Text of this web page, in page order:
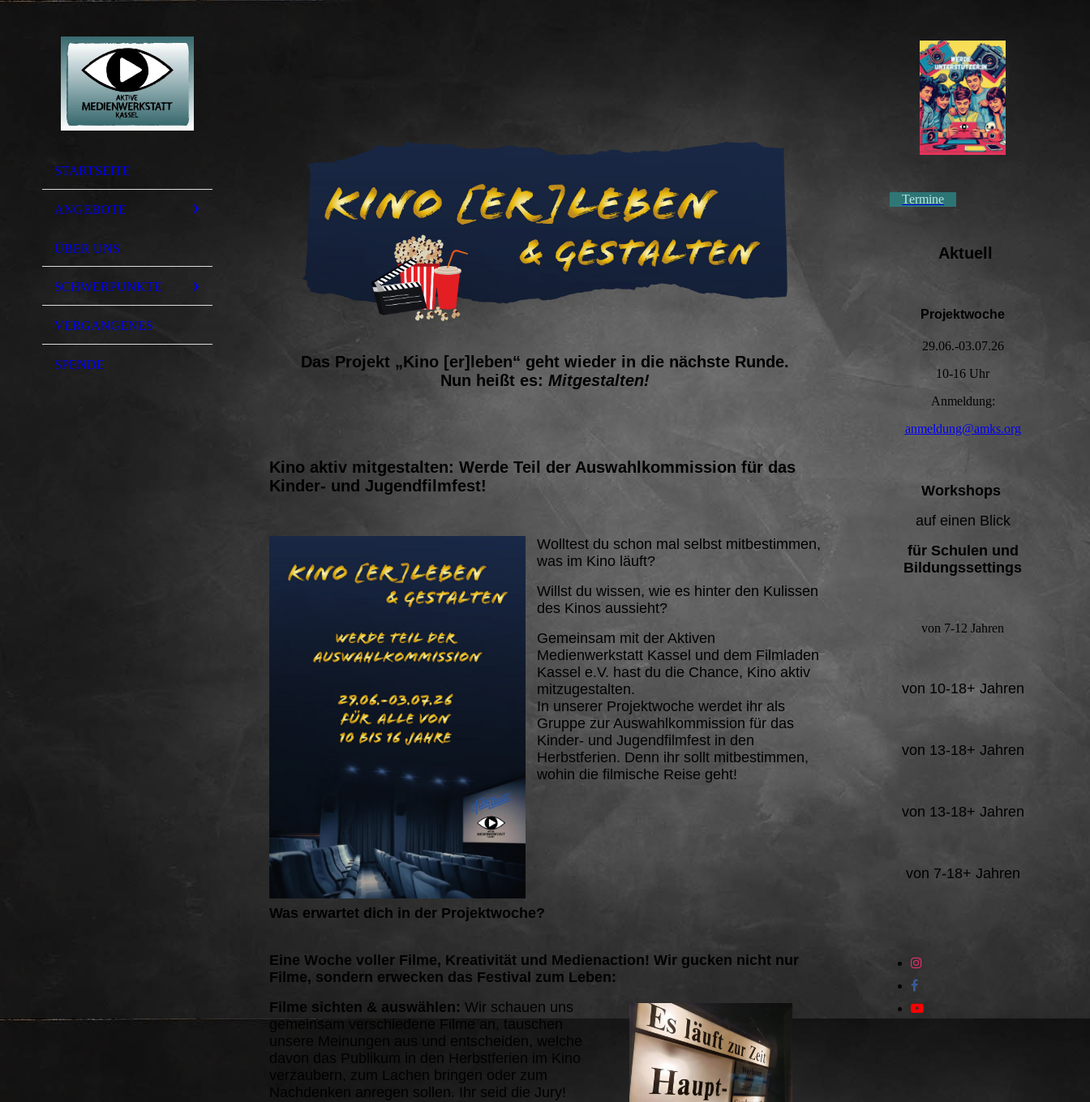
STARTSEITE
ANGEBOTE
ÜBER UNS
SCHWERPUNKTE
VERGANGENES
SPENDE
Das Projekt „Kino [er]leben“ geht wieder in die nächste Runde.
Nun heißt es: Mitgestalten!
Kino aktiv mitgestalten: Werde Teil der Auswahlkommission für das
Kinder- und Jugendfilmfest!
Wolltest du schon mal selbst mitbestimmen,
was im Kino läuft?
Willst du wissen, wie es hinter den Kulissen
des Kinos aussieht?
Gemeinsam mit der Aktiven
Medienwerkstatt Kassel und dem Filmladen
Kassel e.V. hast du die Chance, Kino aktiv
mitzugestalten.
In unserer Projektwoche werdet ihr als
Gruppe zur Auswahlkommission für das
Kinder- und Jugendfilmfest in den
Herbstferien. Denn ihr sollt mitbestimmen,
wohin die filmische Reise geht!
Was erwartet dich in der Projektwoche?
Eine Woche voller Filme, Kreativität und Medienaction! Wir gucken nicht nur
Filme, sondern erwecken das Festival zum Leben:
Filme sichten & auswählen: Wir schauen uns
gemeinsam verschiedene Filme an, tauschen
unsere Meinungen aus und entscheiden, welche
davon das Publikum in den Herbstferien im Kino
verzaubern, zum Lachen bringen oder zum
Nachdenken anregen sollen. Ihr seid die Jury!
Termine
Aktuell
Projektwoche
29.06.-03.07.26
10-16 Uhr
Anmeldung:
anmeldung@amks.org
Workshops
auf einen Blick
für Schulen und
Bildungssettings
von 7-12 Jahren
von 10-18+ Jahren
von 13-18+ Jahren
von 13-18+ Jahren
von 7-18+ Jahren